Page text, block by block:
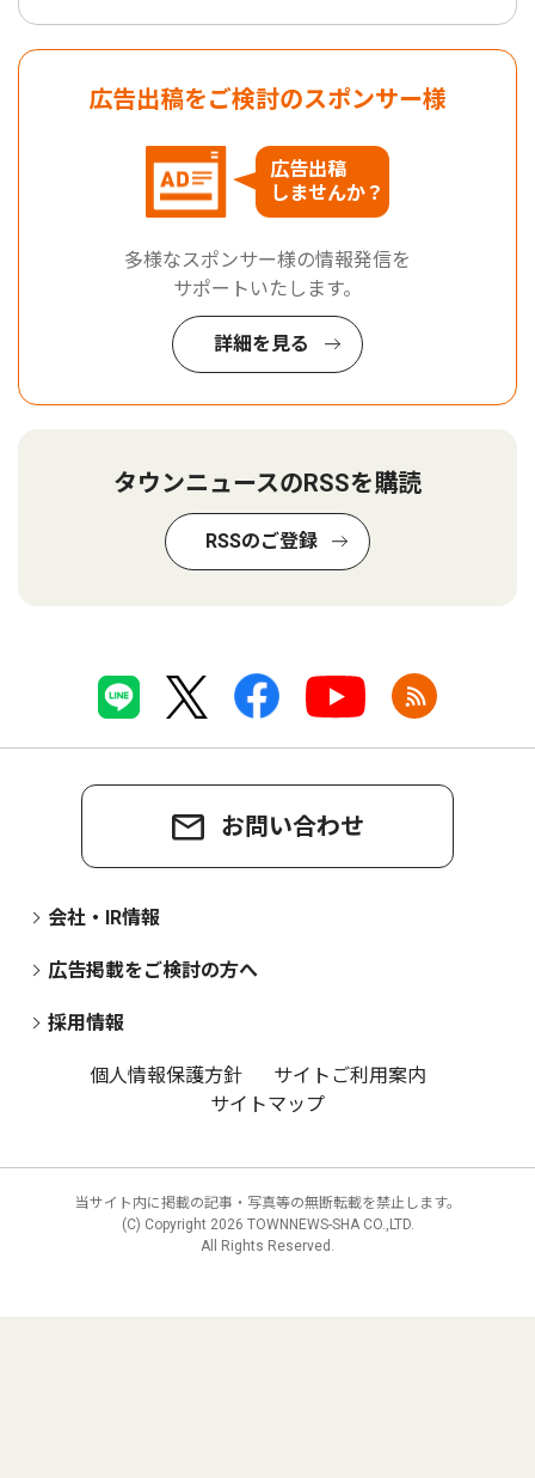
広告出稿をご検討のスポンサー様
広告出稿
しませんか？
多様なスポンサー様の情報発信を
サポートいたします。
詳細を見る
タウンニュースのRSSを購読
RSSのご登録
お問い合わせ
会社・IR情報
広告掲載をご検討の方へ
採用情報
個人情報保護方針
サイトご利用案内
サイトマップ
当サイト内に掲載の記事・写真等の無断転載を禁止します。
(C) Copyright 2026 TOWNNEWS-SHA CO.,LTD.
All Rights Reserved.